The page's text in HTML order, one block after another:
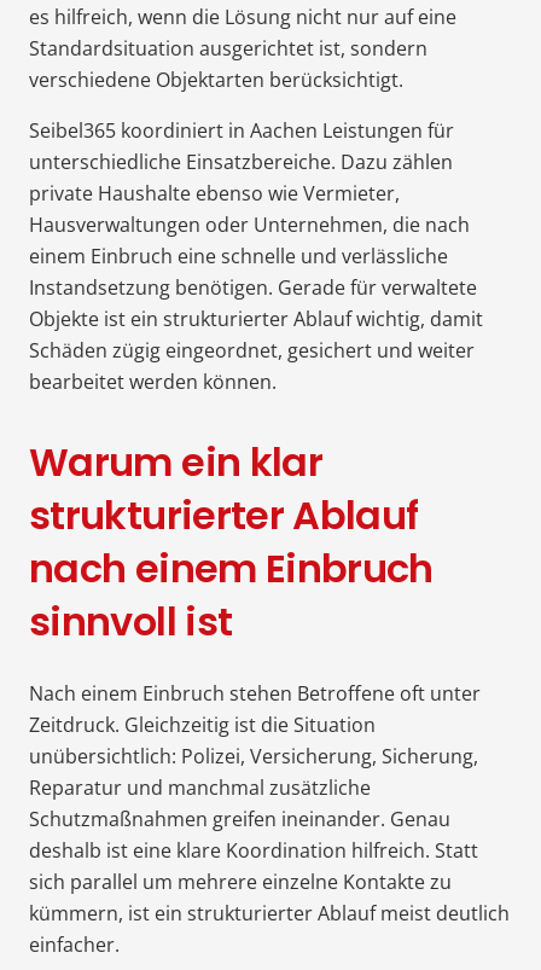
es hilfreich, wenn die Lösung nicht nur auf eine
Standardsituation ausgerichtet ist, sondern
verschiedene Objektarten berücksichtigt.
Seibel365 koordiniert in Aachen Leistungen für
unterschiedliche Einsatzbereiche. Dazu zählen
private Haushalte ebenso wie Vermieter,
Hausverwaltungen oder Unternehmen, die nach
einem Einbruch eine schnelle und verlässliche
Instandsetzung benötigen. Gerade für verwaltete
Objekte ist ein strukturierter Ablauf wichtig, damit
Schäden zügig eingeordnet, gesichert und weiter
bearbeitet werden können.
Warum ein klar
strukturierter Ablauf
nach einem Einbruch
sinnvoll ist
Nach einem Einbruch stehen Betroffene oft unter
Zeitdruck. Gleichzeitig ist die Situation
unübersichtlich: Polizei, Versicherung, Sicherung,
Reparatur und manchmal zusätzliche
Schutzmaßnahmen greifen ineinander. Genau
deshalb ist eine klare Koordination hilfreich. Statt
sich parallel um mehrere einzelne Kontakte zu
kümmern, ist ein strukturierter Ablauf meist deutlich
einfacher.